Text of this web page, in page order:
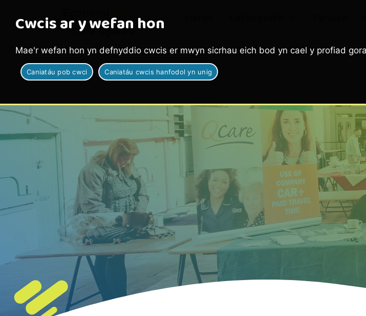
Cwcis ar y wefan hon
Mae'r wefan hon yn defnyddio cwcis er mwyn sicrhau eich bod yn cael y profiad
Caniatáu pob cwci Caniatáu cwcis hanfodol yn unig